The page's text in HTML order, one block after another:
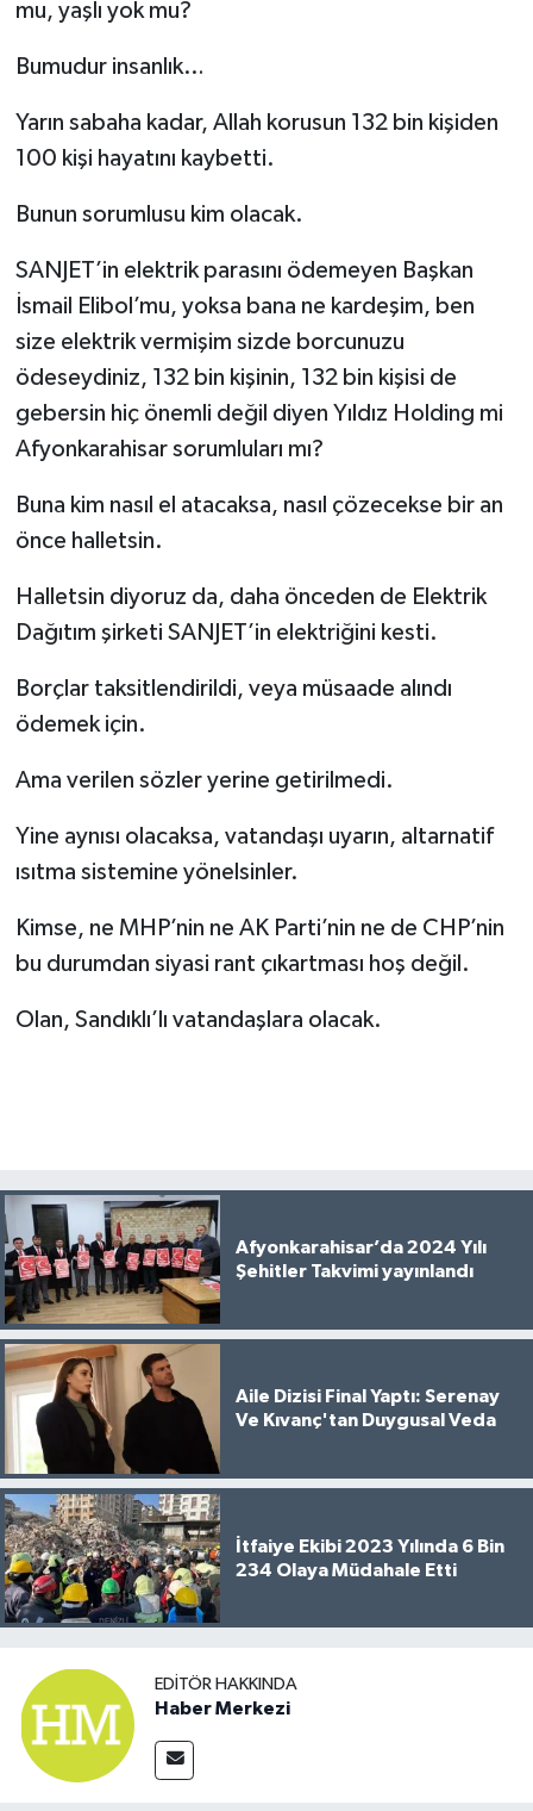
mu, yaşlı yok mu?
Bumudur insanlık…
Yarın sabaha kadar, Allah korusun 132 bin kişiden
100 kişi hayatını kaybetti.
Bunun sorumlusu kim olacak.
SANJET’in elektrik parasını ödemeyen Başkan
İsmail Elibol’mu, yoksa bana ne kardeşim, ben
size elektrik vermişim sizde borcunuzu
ödeseydiniz, 132 bin kişinin, 132 bin kişisi de
gebersin hiç önemli değil diyen Yıldız Holding mi
Afyonkarahisar sorumluları mı?
Buna kim nasıl el atacaksa, nasıl çözecekse bir an
önce halletsin.
Halletsin diyoruz da, daha önceden de Elektrik
Dağıtım şirketi SANJET’in elektriğini kesti.
Borçlar taksitlendirildi, veya müsaade alındı
ödemek için.
Ama verilen sözler yerine getirilmedi.
Yine aynısı olacaksa, vatandaşı uyarın, altarnatif
ısıtma sistemine yönelsinler.
Kimse, ne MHP’nin ne AK Parti’nin ne de CHP’nin
bu durumdan siyasi rant çıkartması hoş değil.
Olan, Sandıklı’lı vatandaşlara olacak.
Afyonkarahisar’da 2024 Yılı
Şehitler Takvimi yayınlandı
Aile Dizisi Final Yaptı: Serenay
Ve Kıvanç'tan Duygusal Veda
İtfaiye Ekibi 2023 Yılında 6 Bin
234 Olaya Müdahale Etti
EDITÖR HAKKINDA
Haber Merkezi